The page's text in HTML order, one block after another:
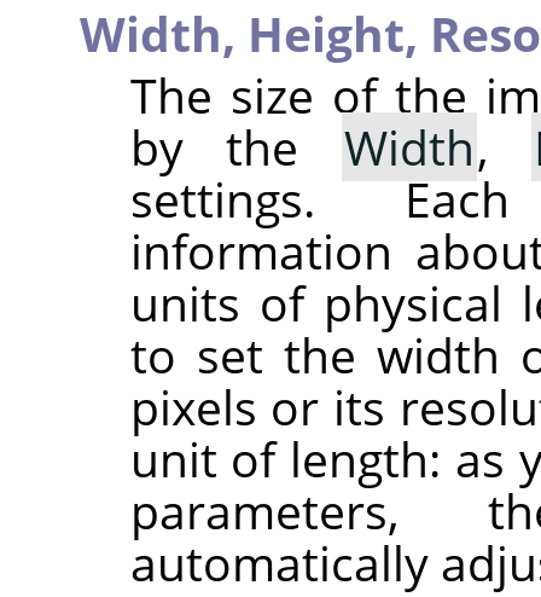
Width, Height,
The size of the
by the Width,
settings.
information
units of physical
to set the width
pixels or its
unit of length: as
automatically